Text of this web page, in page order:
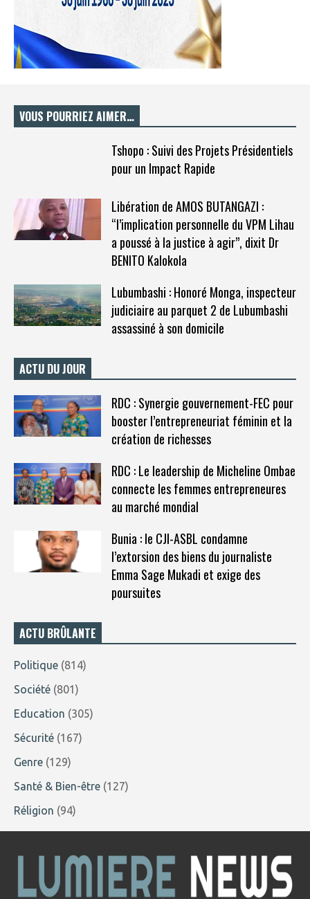
VOUS POURRIEZ AIMER…
Tshopo : Suivi des Projets Présidentiels
pour un Impact Rapide
Libération de AMOS BUTANGAZI :
“l’implication personnelle du VPM Lihau
a poussé à la justice à agir”, dixit Dr
BENITO Kalokola
Lubumbashi : Honoré Monga, inspecteur
judiciaire au parquet 2 de Lubumbashi
assassiné à son domicile
ACTU DU JOUR
RDC : Synergie gouvernement-FEC pour
booster l’entrepreneuriat féminin et la
création de richesses
RDC : Le leadership de Micheline Ombae
connecte les femmes entrepreneures
au marché mondial
Bunia : le CJI-ASBL condamne
l’extorsion des biens du journaliste
Emma Sage Mukadi et exige des
poursuites
ACTU BRÛLANTE
Politique (814)
Société (801)
Education (305)
Sécurité (167)
Genre (129)
Santé & Bien-être (127)
Réligion (94)